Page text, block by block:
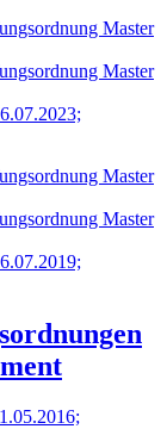
Master
Master
Master
Master